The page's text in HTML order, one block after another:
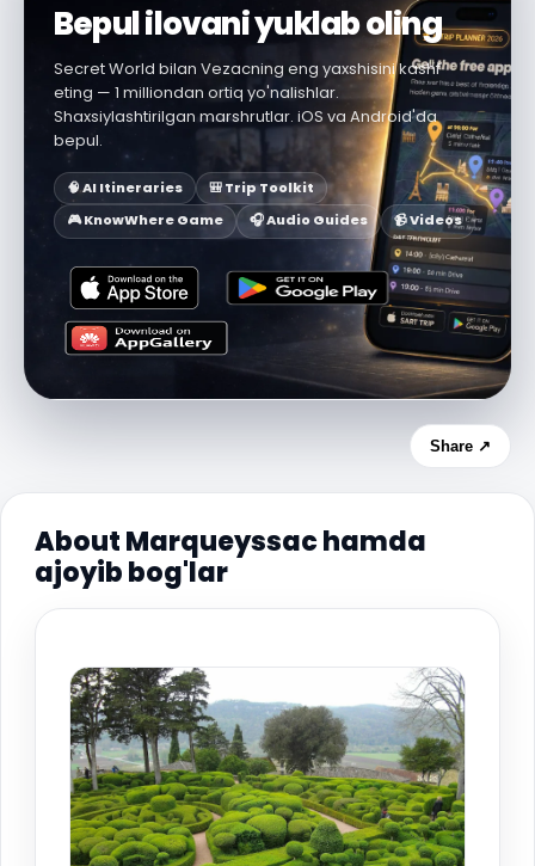
Bepul ilovani yuklab oling
Secret World bilan Vezacning eng yaxshisini kashf
eting — 1 milliondan ortiq yo'nalishlar.
Shaxsiylashtirilgan marshrutlar. iOS va Android'da
bepul.
🧠 AI Itineraries
🎒 Trip Toolkit
🎮 KnowWhere Game
🎧 Audio Guides 📹 Videos
Share ↗
About Marqueyssac hamda
ajoyib bog'lar